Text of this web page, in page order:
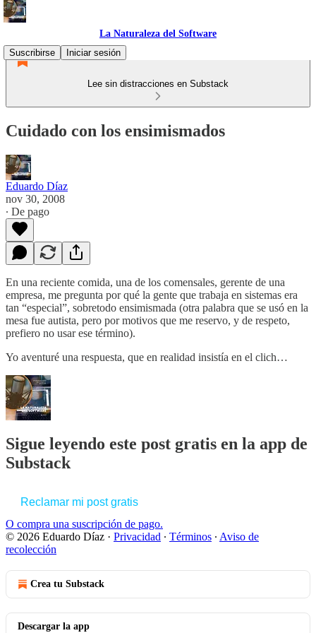
La Naturaleza del Software
Suscribirse
Iniciar sesión
Lee sin distracciones en Substack
Cuidado con los ensimismados
Eduardo Díaz
nov 30, 2008
∙ De pago
En una reciente comida, una de los comensales, gerente de una
empresa, me pregunta por qué la gente que trabaja en sistemas era
tan “especial”, sobretodo ensimismada (otra palabra que se usó en la
mesa fue autista, pero por motivos que me reservo, y de respeto,
prefiero no usar ese término).
Yo aventuré una respuesta, que en realidad insistía en el clich…
Sigue leyendo este post gratis en la app de
Substack
Reclamar mi post gratis
O compra una suscripción de pago.
© 2026 Eduardo Díaz · Privacidad ∙ Términos ∙ Aviso de
recolección
Crea tu Substack
Descargar la app